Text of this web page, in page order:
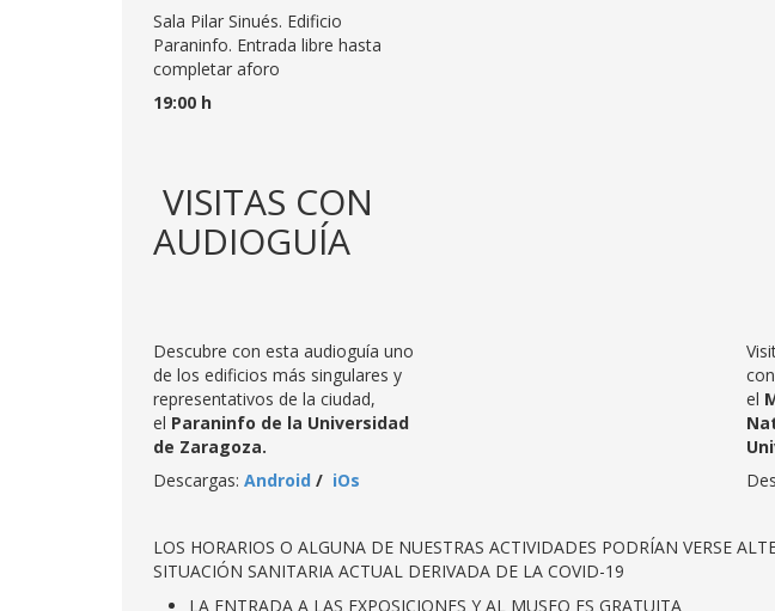
Sala Pilar Sinués. Edificio
Paraninfo. Entrada libre hasta
completar aforo
19:00 h
VISITAS CON
AUDIOGUÍA
Descubre con esta audioguía uno
de los edificios más singulares y
representativos de la ciudad,
el Paraninfo de la Universidad
de Zaragoza.
Descargas: Android / iOs
el
LOS HORARIOS O ALGUNA DE NUESTRAS ACTIVIDADES PODRÍAN VERSE
SITUACIÓN SANITARIA ACTUAL DERIVADA DE LA COVID-19
LA ENTRADA A LAS EXPOSICIONES Y AL MUSEO ES GRATUITA